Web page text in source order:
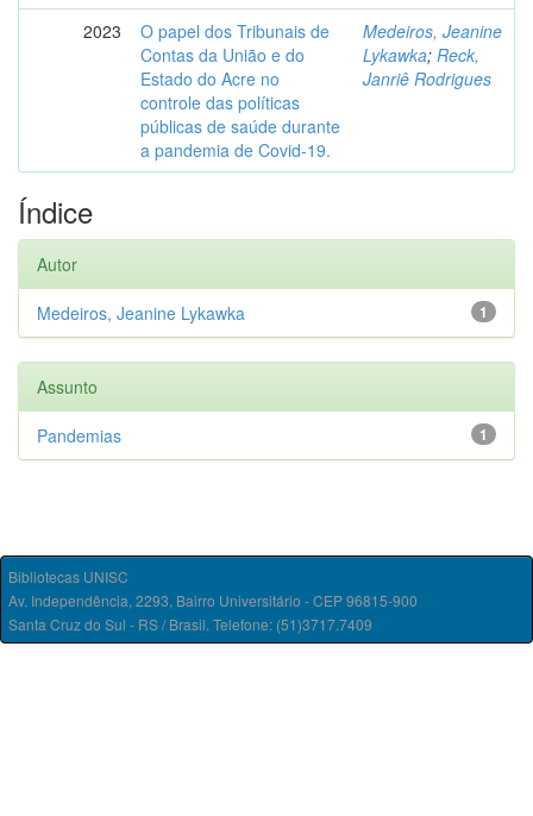
2023
O papel dos Tribunais de
Contas da União e do
Estado do Acre no
controle das políticas
públicas de saúde durante
a pandemia de Covid-19.
Medeiros, Jeanine
Lykawka; Reck,
Janriê Rodrigues
Índice
Autor
1
Medeiros, Jeanine Lykawka
Assunto
1
Pandemias
Bibliotecas UNISC
Av. Independência, 2293, Bairro Universitário - CEP 96815-900
Santa Cruz do Sul - RS / Brasil. Telefone: (51)3717.7409